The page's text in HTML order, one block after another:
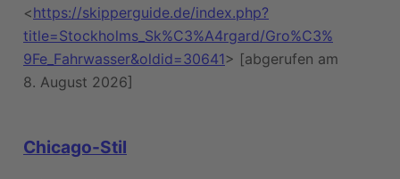
<https://skipperguide.de/index.php?
title=Stockholms_Sk%C3%A4rgard/Gro%C3%
9Fe_Fahrwasser&oldid=30641> [abgerufen am
8. August 2026]
Chicago-Stil